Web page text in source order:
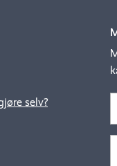
selv?